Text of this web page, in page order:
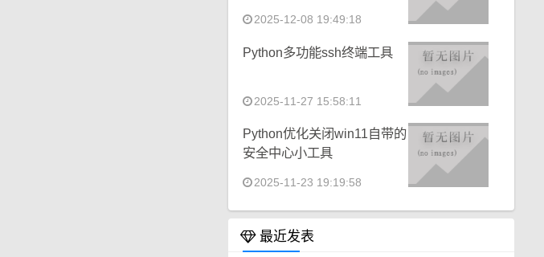
2025-12-08 19:49:18
Python多功能ssh终端工具
2025-11-27 15:58:11
Python优化关闭win11自带的
安全中心小工具
2025-11-23 19:19:58
最近发表